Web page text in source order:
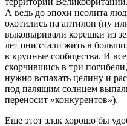
А ведь до эпохи неолита
охотились на антилоп (ну
выковыривали корешки из
лет они стали жить в
в крупные сообщества. И
скорчившись в три
нужно вспахать целину и
под палящим солнцем
переносит «конкурентов»).
Еще этот злак хорошо бы